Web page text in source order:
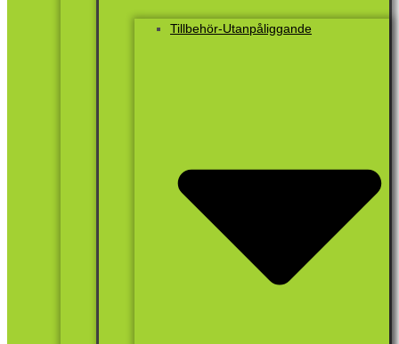
Tillbehör-Utanpåliggande